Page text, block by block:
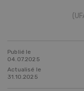
Publié le
04.07.2025
Actualisé le
31.10.2025